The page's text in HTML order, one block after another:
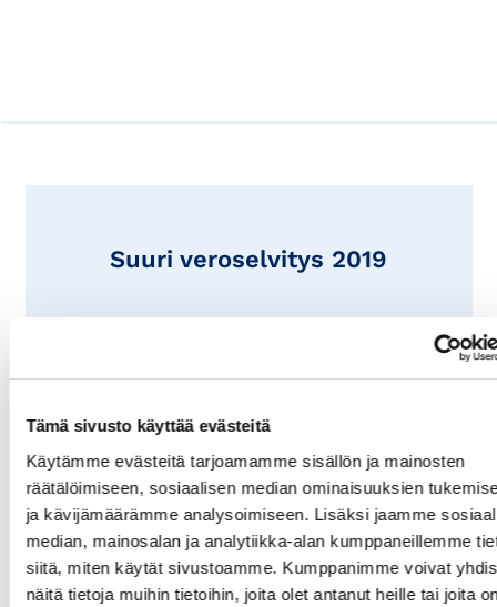
Tämä sivusto käyttää evästeitä
Käytämme evästeitä tarjoamamme sisällön ja mainosten
räätälöimiseen, sosiaalisen median ominaisuuksien
ja kävijämäärämme analysoimiseen. Lisäksi jaamme
median, mainosalan ja analytiikka-alan kumppaneillemme
siitä, miten käytät sivustoamme. Kumppanimme voivat
näitä tietoja muihin tietoihin, joita olet antanut heille tai joita
Suuri veroselvitys 2019
Vuodesta 2015 vuoteen 2017 yritysten
maksamat verot ja
veronluonteiset maksutkasvoivat kaikkien
verolajien osalta.